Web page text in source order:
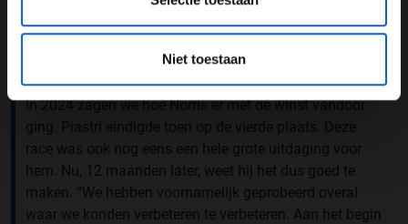
Niet toestaan
In 2024 zagen we hoe Norris er met de winst vandoor
ging. Piastri eindigde toen op de vierde plaats. Deze
race was ook nog eens een hele grote uitdaging voor
hem. Nu, 12 maanden later, weet hij het dus goed te
maken. “We hebben voornamelijk geprobeerd overal
waar we konden verbeteren te verbeteren. Aan het begin